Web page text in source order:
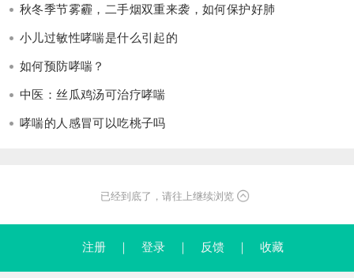
秋冬季节雾霾，二手烟双重来袭，如何保护好肺
小儿过敏性哮喘是什么引起的
如何预防哮喘？
中医：丝瓜鸡汤可治疗哮喘
哮喘的人感冒可以吃桃子吗
已经到底了，请往上继续浏览
注册 登录 反馈 收藏